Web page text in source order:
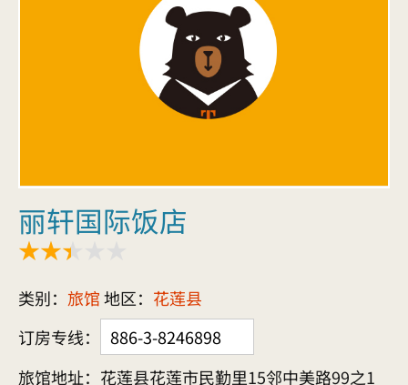
丽轩国际饭店
类别： 旅馆地区： 花莲县
订房专线：
886-3-8246898
旅馆地址：花莲县花莲市民勤里15邻中美路99之1